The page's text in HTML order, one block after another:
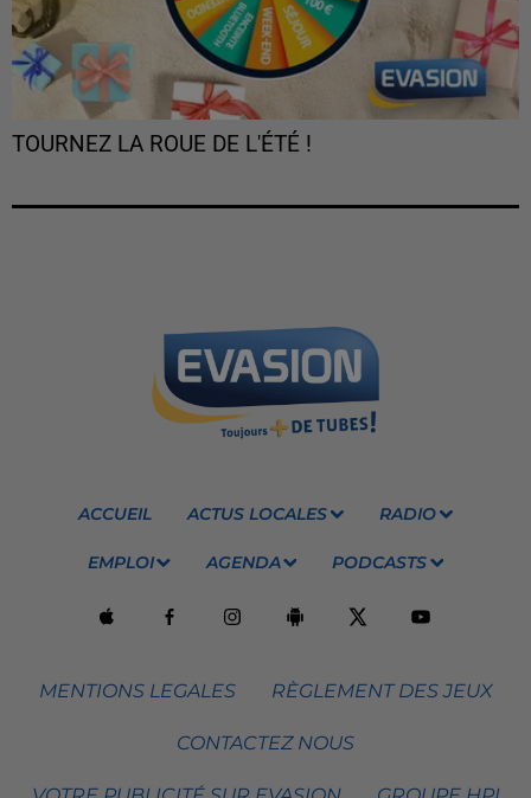
TOURNEZ LA ROUE DE L'ÉTÉ !
ACCUEIL ACTUS LOCALES RADIO
EMPLOI AGENDA PODCASTS
MENTIONS LEGALES RÈGLEMENT DES JEUX
CONTACTEZ NOUS